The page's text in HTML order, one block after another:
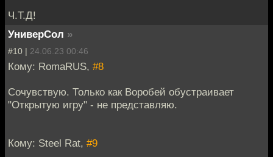
Ч.Т.Д!
УниверСол »
#10 | 24.06.23 00:46
Кому: RomaRUS, #8
Сочувствую. Только как Воробей обустраивает
"Открытую игру" - не представляю.
Кому: Steel Rat, #9